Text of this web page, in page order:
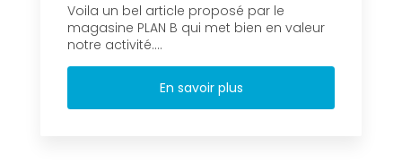
Voila un bel article proposé par le
magasine PLAN B qui met bien en valeur
notre activité....
En savoir plus